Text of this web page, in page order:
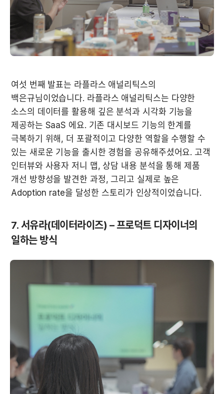
여섯 번째 발표는 라플라스 애널리틱스의
백은규님이었습니다. 라플라스 애널리틱스는 다양한
소스의 데이터를 활용해 깊은 분석과 시각화 기능을
제공하는 SaaS 에요. 기존 대시보드 기능의 한계를
극복하기 위해, 더 포괄적이고 다양한 역할을 수행할 수
있는 새로운 기능을 출시한 경험을 공유해주셨어요. 고객
인터뷰와 사용자 저니 맵, 상담 내용 분석을 통해 제품
개선 방향성을 발견한 과정, 그리고 실제로 높은
Adoption rate을 달성한 스토리가 인상적이었습니다.
7. 서유라(데이터라이즈) – 프로덕트 디자이너의
일하는 방식